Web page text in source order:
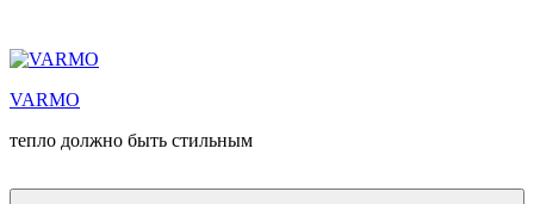
содержимому
VARMO
тепло должно быть стильным